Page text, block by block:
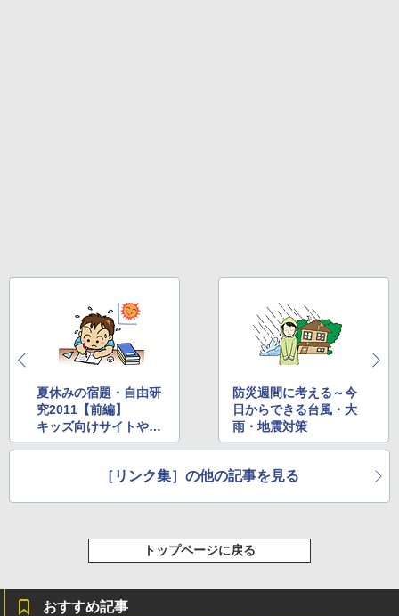
夏休みの宿題・自由研
究2011【前編】
キッズ向けサイトやイ
ベントを活用しよう！
防災週間に考える～今
日からできる台風・大
雨・地震対策
［リンク集］の他の記事を見る
トップページに戻る
おすすめ記事